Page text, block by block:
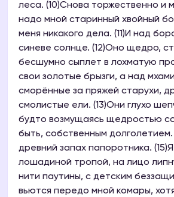
леса. (10)Снова торжественно и
надо мной старинный хвойный
меня никакого дела. (11)И над
синеве солнце. (12)Оно щедро,
бесшумно сыплет в лохматую
свои золотые брызги, а над
сморённые за пряжей старухи,
смолистые ели. (13)Они глухо
будто возмущаясь щедростью
быть, собственным долголетием.
древний запах папоротника.
лошадиной тропой, на лицо
нити паутины, с детским
вьются передо мной комары,